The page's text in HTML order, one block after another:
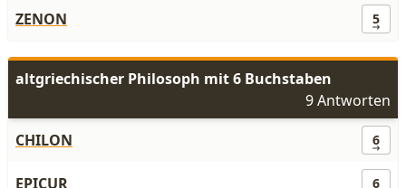
ZENON 5
altgriechischer Philosoph mit 6 Buchstaben
9 Antworten
CHILON
6
EPICUR 6